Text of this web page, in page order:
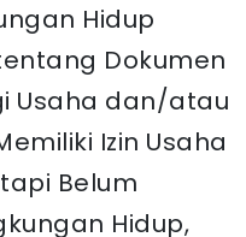
Hidup
Dokumen
Usaha dan/atau
Izin Usaha
Belum
Hidup,